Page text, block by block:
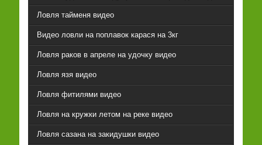
Ловля тайменя видео
Видео ловли на поплавок карася на 3кг
Ловля раков в апреле на удочку видео
Ловля язя видео
Ловля фитилями видео
Ловля на кружки летом на реке видео
Ловля сазана на закидушки видео